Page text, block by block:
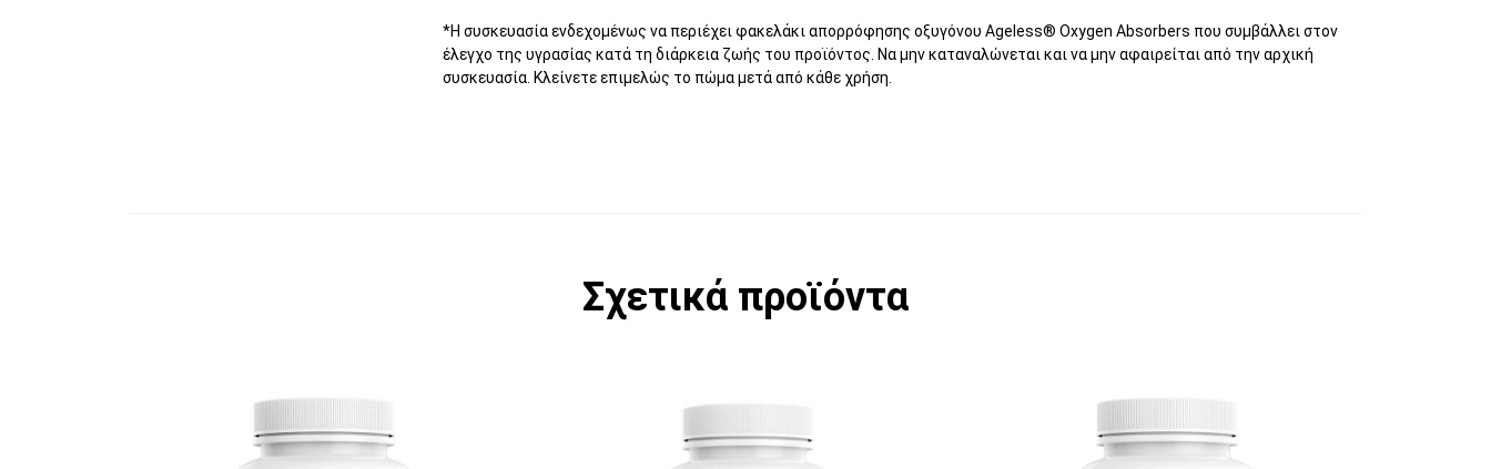
*Η συσκευασία ενδεχομένως να περιέχει φακελάκι απορρόφησης οξυγόνου Αgeless® Oxygen Absorbers που συμβάλλει στον
έλεγχο της υγρασίας κατά τη διάρκεια ζωής του προϊόντος. Να μην καταναλώνεται και να μην αφαιρείται από την αρχική
συσκευασία. Κλείνετε επιμελώς το πώμα μετά από κάθε χρήση.
Σχετικά προϊόντα
Αυτό το προϊόν έχει πολλαπλές